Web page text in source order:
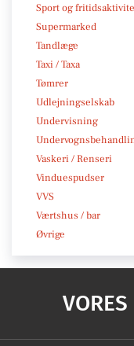
Sport og
Supermarked
Tandlæge
Taxi / Taxa
Tømrer
Udlejningselskab
Undervisning
Vaskeri / Renseri
Vinduespudser
VVS
Værtshus / bar
Øvrige
VORES